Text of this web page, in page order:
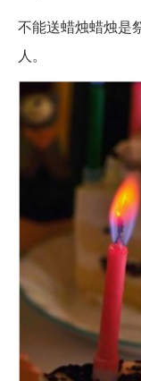
不能送蜡烛蜡烛是
人。